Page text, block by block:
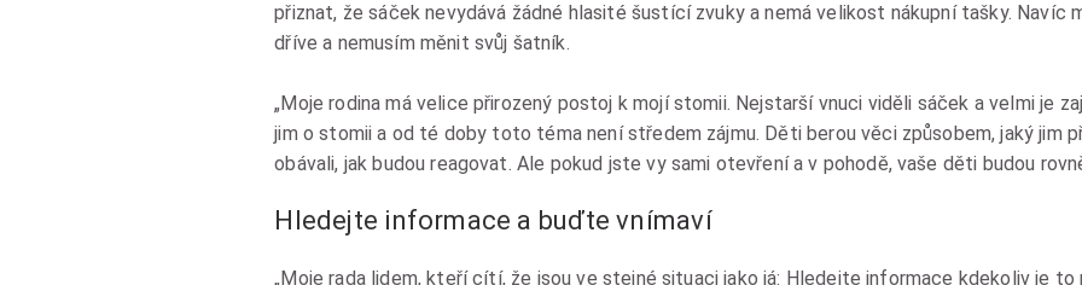
přiznat, že sáček nevydává žádné hlasité šustící zvuky a nemá velikost nákupní tašky. Navíc
dříve a nemusím měnit svůj šatník.
„Moje rodina má velice přirozený postoj k mojí stomii. Nejstarší vnuci viděli sáček a velmi je
jim o stomii a od té doby toto téma není středem zájmu. Děti berou věci způsobem, jaký jim
obávali, jak budou reagovat. Ale pokud jste vy sami otevření a v pohodě, vaše děti budou
Hledejte informace a buďte vnímaví
„Moje rada lidem, kteří cítí, že jsou ve stejné situaci jako já: Hledejte informace kdekoliv je to